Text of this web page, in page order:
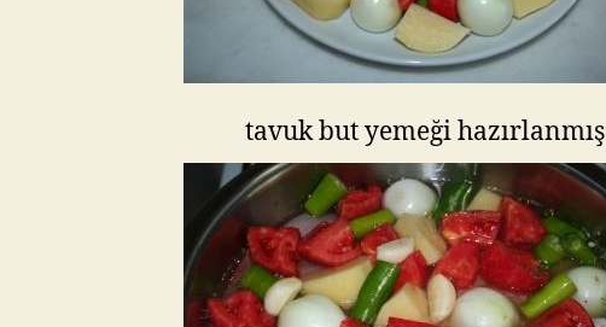
tavuk but yemeği hazırlanmış